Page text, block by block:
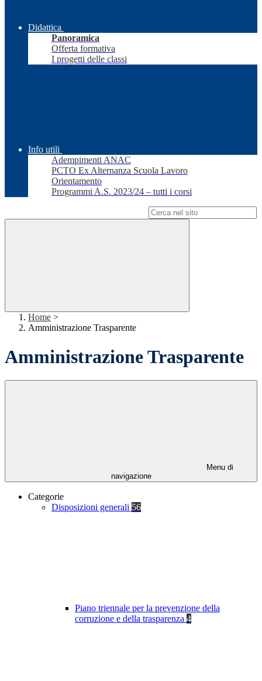
Didattica
Panoramica
Offerta formativa
I progetti delle classi
Info utili
Adempimenti ANAC
PCTO Ex Alternanza Scuola Lavoro
Orientamento
Programmi A.S. 2023/24 – tutti i corsi
Home >
Amministrazione Trasparente
Amministrazione Trasparente
Menu di
navigazione
Categorie
Disposizioni generali 56
Piano triennale per la prevenzione della
corruzione e della trasparenza 4